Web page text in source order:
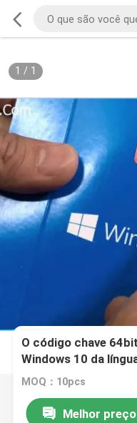
1 / 1
O código chave
Windows 10 da
MOQ：10pcs
Melhor preço